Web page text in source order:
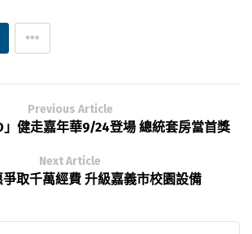
Previous Article
」健走嘉年華9/24登場 總統套房當首獎
Next Article
取千萬經費 升級嘉義市校園設備